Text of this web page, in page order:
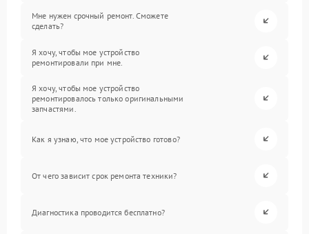
Мне нужен срочный ремонт. Сможете
сделать?
Я хочу, чтобы мое устройство
ремонтировали при мне.
Я хочу, чтобы мое устройство
ремонтировалось только оригинальными
запчастями.
Как я узнаю, что мое устройство готово?
От чего зависит срок ремонта техники?
Диагностика проводится бесплатно?